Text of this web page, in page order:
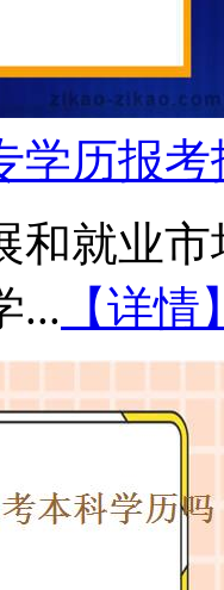
学历报
和就业
... 【详情